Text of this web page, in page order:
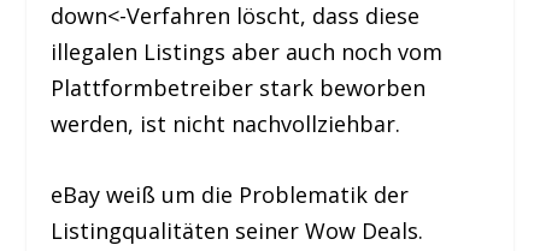
down<-Verfahren löscht, dass diese
illegalen Listings aber auch noch vom
Plattformbetreiber stark beworben
werden, ist nicht nachvollziehbar.
eBay weiß um die Problematik der
Listingqualitäten seiner Wow Deals.